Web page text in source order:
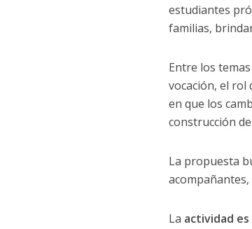
estudiantes
familias,
Entre los
vocación, el rol
en que los
construcción
La propuesta
La actividad